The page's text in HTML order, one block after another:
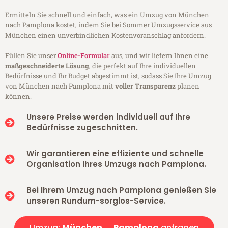
Ermitteln Sie schnell und einfach, was ein Umzug von München
nach Pamplona kostet, indem Sie bei Sommer Umzugsservice aus
München einen unverbindlichen Kostenvoranschlag anfordern.
Füllen Sie unserOnline-Formularaus, und wir liefern Ihnen eine
maßgeschneiderte Lösung, die perfekt auf Ihre individuellen
Bedürfnisse und Ihr Budget abgestimmt ist, sodass Sie Ihre Umzug
von München nach Pamplona mitvoller Transparenzplanen
können.
Unsere Preise werden individuell auf Ihre
Bedürfnisse zugeschnitten.
Wir garantieren eine effiziente und schnelle
Organisation Ihres Umzugs nach Pamplona.
Bei Ihrem Umzug nach Pamplona genießen Sie
unseren Rundum-sorglos-Service.